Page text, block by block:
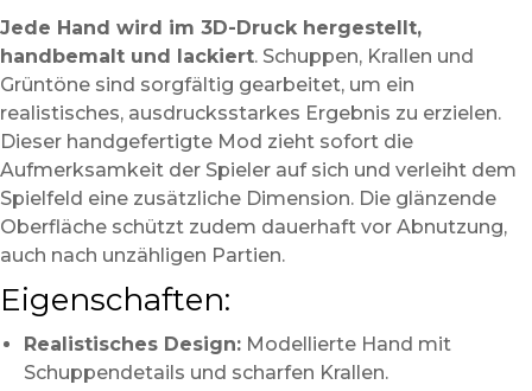
Jede Hand wird im 3D-Druck hergestellt,
handbemalt und lackiert. Schuppen, Krallen und
Grüntöne sind sorgfältig gearbeitet, um ein
realistisches, ausdrucksstarkes Ergebnis zu erzielen.
Dieser handgefertigte Mod zieht sofort die
Aufmerksamkeit der Spieler auf sich und verleiht dem
Spielfeld eine zusätzliche Dimension. Die glänzende
Oberfläche schützt zudem dauerhaft vor Abnutzung,
auch nach unzähligen Partien.
Eigenschaften:
Realistisches Design: Modellierte Hand mit
Schuppendetails und scharfen Krallen.